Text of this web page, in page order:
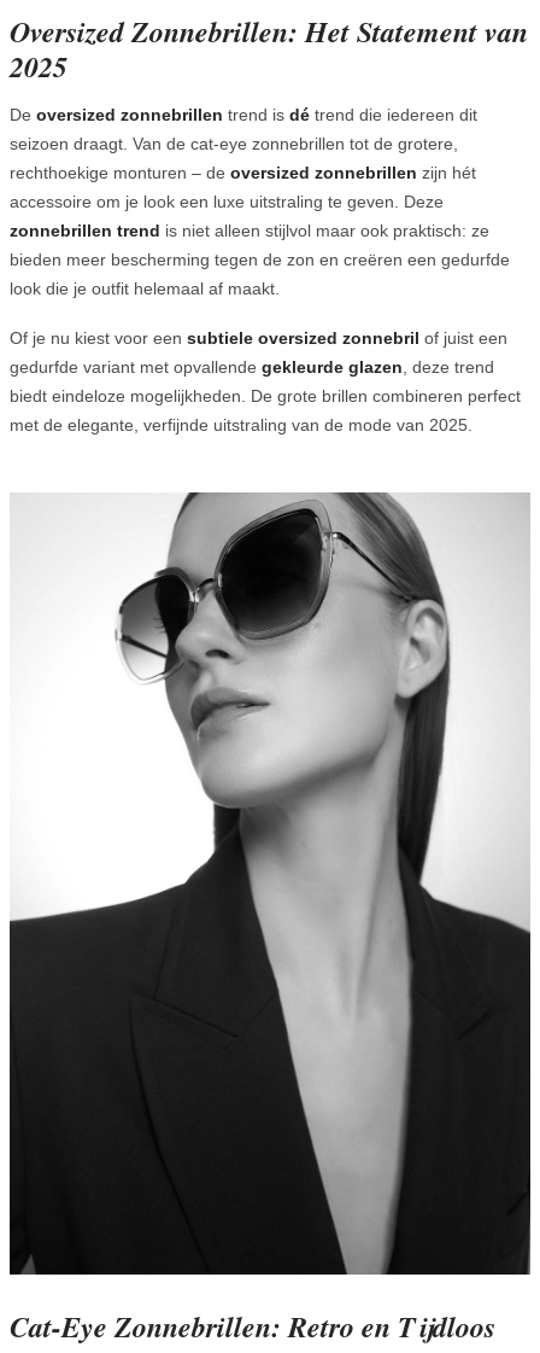
Oversized Zonnebrillen: Het Statement van
2025
De oversized zonnebrillen trend is dé trend die iedereen dit
seizoen draagt. Van de cat-eye zonnebrillen tot de grotere,
rechthoekige monturen – de oversized zonnebrillen zijn hét
accessoire om je look een luxe uitstraling te geven. Deze
zonnebrillen trend is niet alleen stijlvol maar ook praktisch: ze
bieden meer bescherming tegen de zon en creëren een gedurfde
look die je outfit helemaal af maakt.
Of je nu kiest voor een subtiele oversized zonnebril of juist een
gedurfde variant met opvallende gekleurde glazen , deze trend
biedt eindeloze mogelijkheden. De grote brillen combineren perfect
met de elegante, verfijnde uitstraling van de mode van 2025.
Cat-Eye Zonnebrillen: Retro en Tijdloos